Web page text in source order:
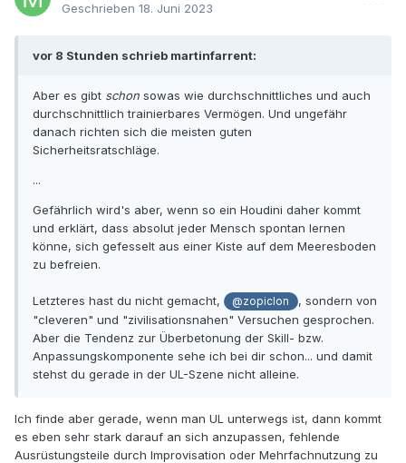
Geschrieben 18. Juni 2023
vor 8 Stunden schrieb martinfarrent:
Aber es gibt schon sowas wie durchschnittliches und auch
durchschnittlich trainierbares Vermögen. Und ungefähr
danach richten sich die meisten guten
Sicherheitsratschläge.
...
Gefährlich wird's aber, wenn so ein Houdini daher kommt
und erklärt, dass absolut jeder Mensch spontan lernen
könne, sich gefesselt aus einer Kiste auf dem Meeresboden
zu befreien.
Letzteres hast du nicht gemacht, @zopiclon
, sondern von
"cleveren" und "zivilisationsnahen" Versuchen gesprochen.
Aber die Tendenz zur Überbetonung der Skill- bzw.
Anpassungskomponente sehe ich bei dir schon... und damit
stehst du gerade in der UL-Szene nicht alleine.
Ich finde aber gerade, wenn man UL unterwegs ist, dann kommt
es eben sehr stark darauf an sich anzupassen, fehlende
Ausrüstungsteile durch Improvisation oder Mehrfachnutzung zu